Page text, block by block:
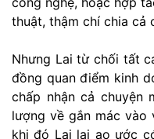
thuật, thậm chí chia cả
Nhưng Lai từ chối tất
đồng quan điểm kinh
chấp nhận cả chuyện
lượng về gắn mác vào
khi đó Lai lại ao ước